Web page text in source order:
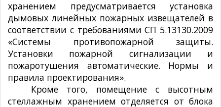
хранением предусматривается установка
дымовых линейных пожарных извещателей в
соответствии с требованиями СП 5.13130.2009
«Системы противопожарной защиты.
Установки пожарной сигнализации и
пожаротушения автоматические. Нормы и
правила проектирования».
Кроме того, помещение с высотным
стеллажным хранением отделяется от блока